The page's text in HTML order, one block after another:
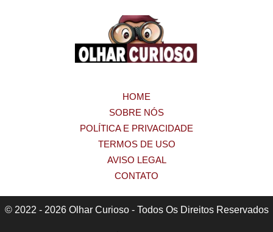
HOME
SOBRE NÓS
POLÍTICA E PRIVACIDADE
TERMOS DE USO
AVISO LEGAL
CONTATO
© 2022 - 2026 Olhar Curioso - Todos Os Direitos Reservados